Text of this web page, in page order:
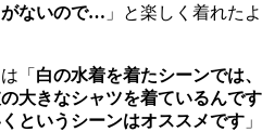
がないので… 」と楽しく着れたよ
「 白の水着を着たシーンでは、
大きなシャツを着ているんです
というシーンはオススメです 」